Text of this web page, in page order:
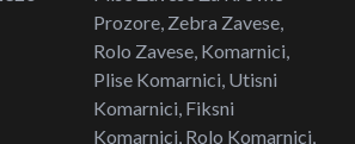
Prozore, Zebra Zavese,
Rolo Zavese, Komarnici,
Plise Komarnici, Utisni
Komarnici, Fiksni
Komarnici, Rolo Komarnici,